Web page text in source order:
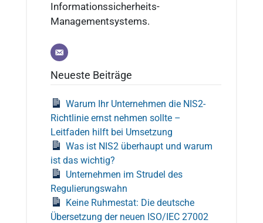
Informationssicherheits-
Managementsystems.
Neueste Beiträge
Warum Ihr Unternehmen die NIS2-
Richtlinie ernst nehmen sollte –
Leitfaden hilft bei Umsetzung
Was ist NIS2 überhaupt und warum
ist das wichtig?
Unternehmen im Strudel des
Regulierungswahn
Keine Ruhmestat: Die deutsche
Übersetzung der neuen ISO/IEC 27002